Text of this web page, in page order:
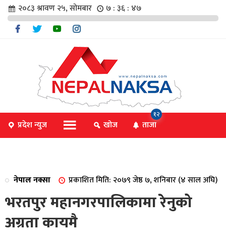
२०८३ श्रावण २५, सोमबार ७ : ३६ : ४७
प्रदेश न्युज खोज ताजा
१२
नेपाल नक्सा प्रकाशित मिति: २०७९ जेष्ठ ७, शनिबार (४ साल अघि)
भरतपुर महानगरपालिकामा रेनुको
अग्रता कायमै